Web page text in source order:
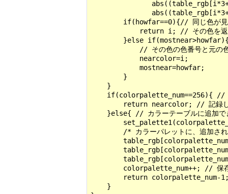
if(howfar==0){// 同じ色が見
return i; // その色を
}else
// その色の色番号と元の
            nearcolor=i;
            mostnear=howfar;
        }
    }
if(colorpalette_num==256){ //
return nearcolor; // 記録し
}else{ // カラーテーブルに追加で
/* カラーパレットに、追加さ
colorpalette_num++; // 保存
return colorpalette_num-1;
    }